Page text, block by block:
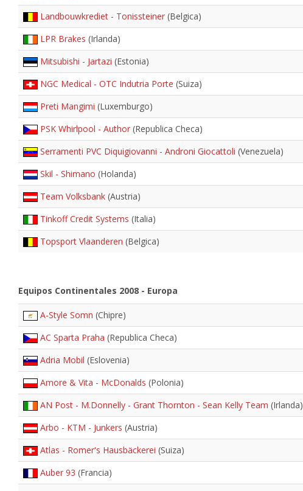
Landbouwkrediet - Tonissteiner(Belgica)
LPR Brakes (Irlanda)
Mitsubishi - Jartazi (Estonia)
NGC Medical - OTC Indutria Porte (Suiza)
Preti Mangimi (Luxemburgo)
PSK Whirlpool - Author(Republica Checa)
Serramenti PVC Diquigiovanni - Androni Giocattoli (Venezuela)
Skil - Shimano (Holanda)
Team Volksbank(Austria)
Tinkoff Credit Systems (Italia)
Topsport Vlaanderen (Belgica)
Equipos Continentales 2008 - Europa
A-Style Somn (Chipre)
AC Sparta Praha (Republica Checa)
Adria Mobil (Eslovenia)
Amore & Vita - McDonalds (Polonia)
AN Post - M.Donnelly - Grant Thornton - Sean Kelly Team (Irlanda)
Arbo - KTM - Junkers (Austria)
Atlas - Romer's Hausbäckerei (Suiza)
Auber 93 (Francia)